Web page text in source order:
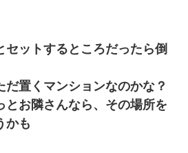
セットするところだったら倒
だ置くマンションなのかな？
とお隣さんなら、その場所を
かも